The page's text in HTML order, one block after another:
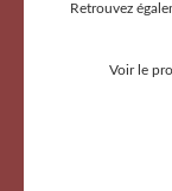
Retrouvez
Voir le